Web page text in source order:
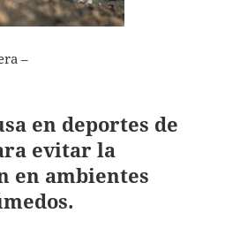
–
en deportes de
evitar la
en ambientes